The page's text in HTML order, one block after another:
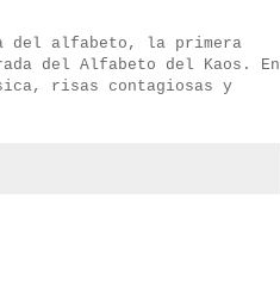
del alfabeto, la primera
del Alfabeto del Kaos. En
risas contagiosas y